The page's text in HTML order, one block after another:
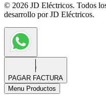
© 2026 JD Eléctricos. Todos
desarrollo por JD Eléctricos.
PAGAR FACTURA
Menu Productos